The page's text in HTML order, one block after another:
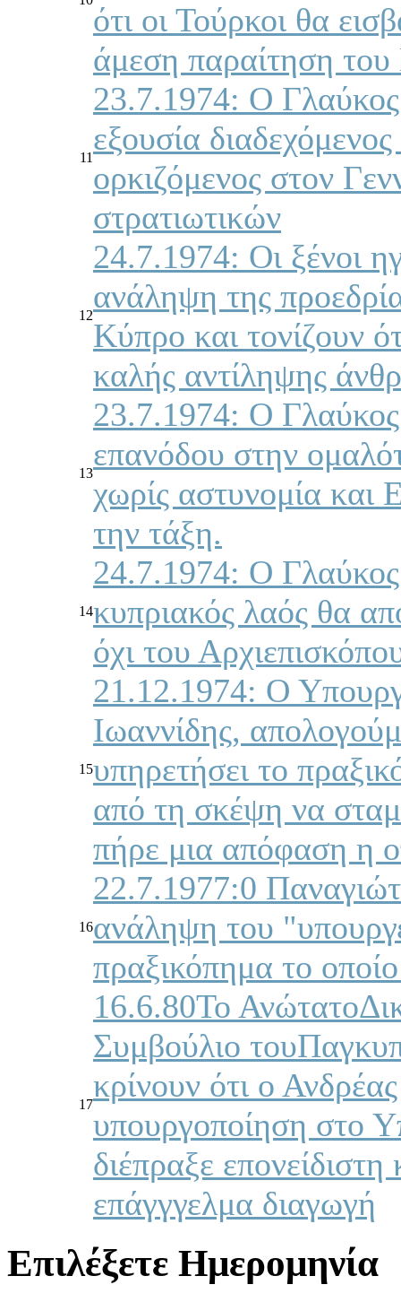
ότι οι Τούρκοι θα
άμεση παραίτηση
11
23.7.1974: Ο Γλαύκος
εξουσία
ορκιζόμενος στον
στρατιωτικών
12
24.7.1974: Οι ξένοι
ανάληψη της
Κύπρο και τονίζουν
καλής αντίληψης
13
23.7.1974: Ο Γλαύκος
επανόδου στην
χωρίς αστυνομία και
την τάξη.
14
24.7.1974: Ο Γλαύκος
κυπριακός λαός θα
όχι του
15
21.12.1974: Ο
Ιωαννίδης,
υπηρετήσει το
από τη σκέψη να
πήρε μια απόφαση η
16
22.7.1977:0
ανάληψη του
πραξικόπημα το
17
16.6.80Το
Συμβούλιο
κρίνουν ότι ο
υπουργοποίηση στο
διέπραξε
επάγγγελμα διαγωγή
Επιλέξετε Ημερομηνία